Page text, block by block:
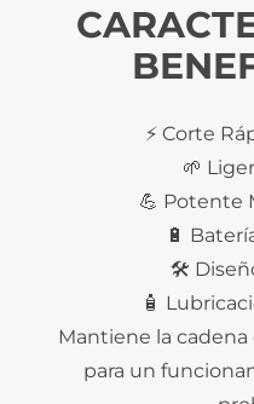
⚡ Corte
🌱
💪 Potente
🔋
🛠️
🧴
Mantiene la
para un